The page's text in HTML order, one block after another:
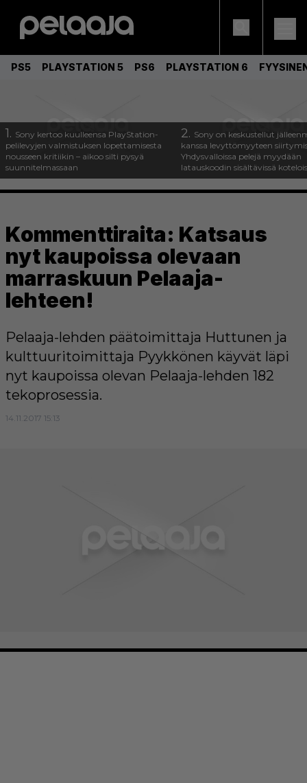
PS5 PLAYSTATION 5 PS6 PLAYSTATION 6
1. Sony kertoo kuulleensa PlayStation-
pelilevyjen valmistuksen lopettamisesta
nousseen kritiikin – aikoo silti pysyä
suunnitelmassaan
2. Sony on keskustellut
kanssa levyttömyyteen
Yhdysvalloissa pelejä myydään
latauskoodin sisältävissä
Kommenttiraita: Katsaus
nyt kaupoissa olevaan
marraskuun Pelaaja-
lehteen!
Pelaaja-lehden päätoimittaja Huttunen ja
kulttuuritoimittaja Pyykkönen käyvät läpi
nyt kaupoissa olevan Pelaaja-lehden 182
tekoprosessia.
14.11.2017 15:13